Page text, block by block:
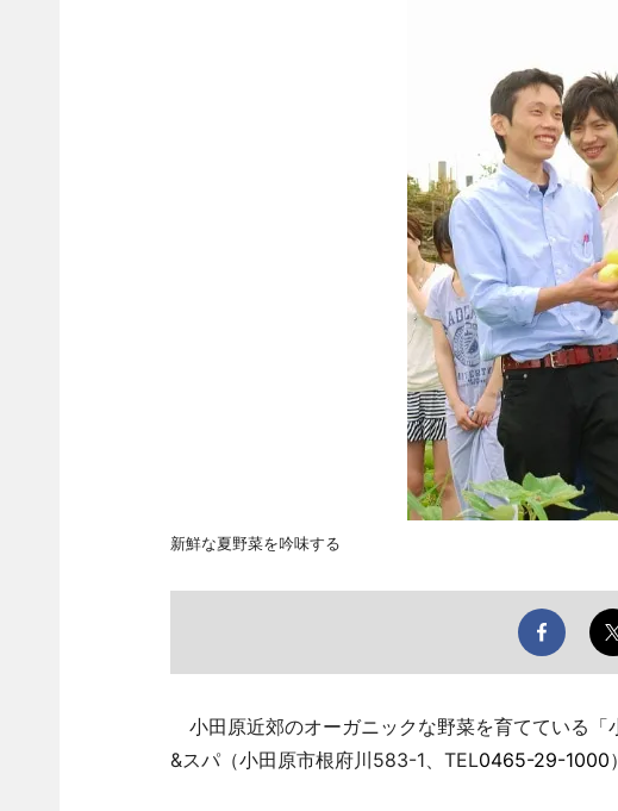
新鮮な夏野菜を吟味する
小田原近郊のオーガニックな野菜を育てている「
&スパ（小田原市根府川583-1、TEL0465-29-1000